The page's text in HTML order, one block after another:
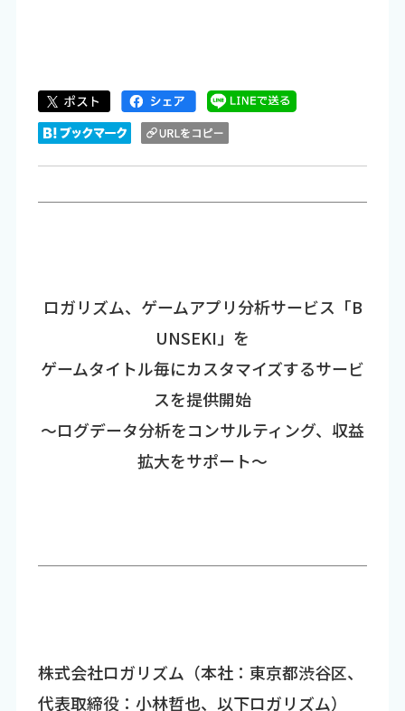
ロガリズム、ゲームアプリ分析サービス「B
UNSEKI」を
ゲームタイトル毎にカスタマイズするサービ
スを提供開始
～ログデータ分析をコンサルティング、収益
拡大をサポート～
株式会社ロガリズム（本社：東京都渋谷区、
代表取締役：小林哲也、以下ロガリズム）